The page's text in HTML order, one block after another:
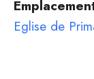
Eglise de